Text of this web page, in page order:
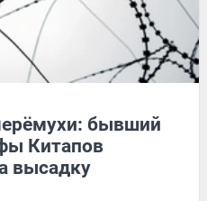
бывший
Китапов
высадку